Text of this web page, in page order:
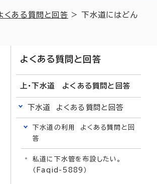
ある質問と回答 > 下水道にはどん
よくある質問と回答
上・下水道 よくある質問と回答
下水道 よくある質問と回答
下水道の利用 よくある質問と回
答
私道に下水管を布設したい。
（Faqid-5889）